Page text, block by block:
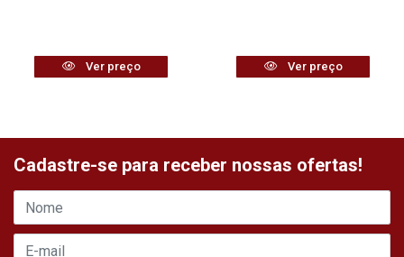
Ver preço Ver preço
Cadastre-se para receber nossas ofertas!